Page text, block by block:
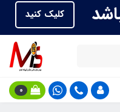
کلیک کنید
0